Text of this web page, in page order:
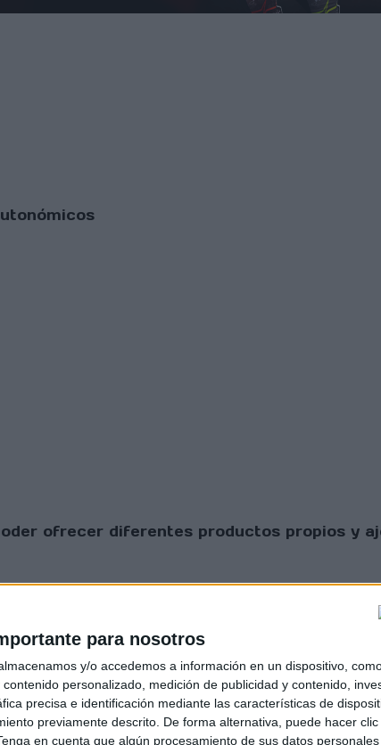
para nosotros
y/o accedemos a información en un dispositivo,
personalizado, medición de publicidad y contenido,
precisa e identificación mediante las características de
previamente descrito. De forma alternativa, puede hacer
en cuenta que algún procesamiento de sus datos
ofrecer diferentes productos propios y
2026 Revista Scratch |